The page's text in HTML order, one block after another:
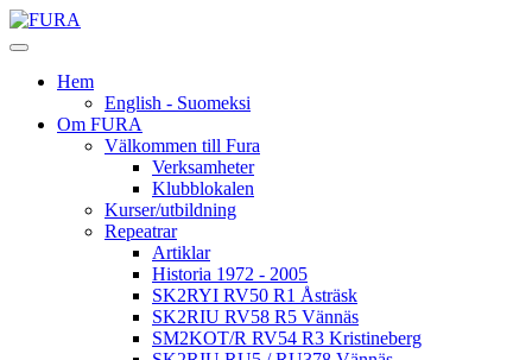
Hem
English - Suomeksi
Om FURA
Välkommen till Fura
Verksamheter
Klubblokalen
Kurser/utbildning
Repeatrar
Artiklar
Historia 1972 - 2005
SK2RYI RV50 R1 Åsträsk
SK2RIU RV58 R5 Vännäs
SM2KOT/R RV54 R3 Kristineberg